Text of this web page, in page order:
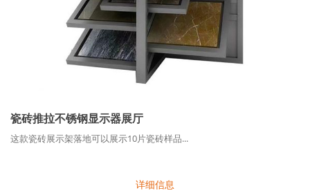
瓷砖推拉不锈钢显示器展厅
这款瓷砖展示架落地可以展示10片瓷砖样品...
详细信息